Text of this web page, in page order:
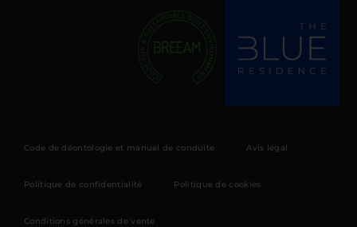
Code de déontologie et manuel de conduite Avis légal
Politique de confidentialité Politique de cookies
Conditions générales de vente